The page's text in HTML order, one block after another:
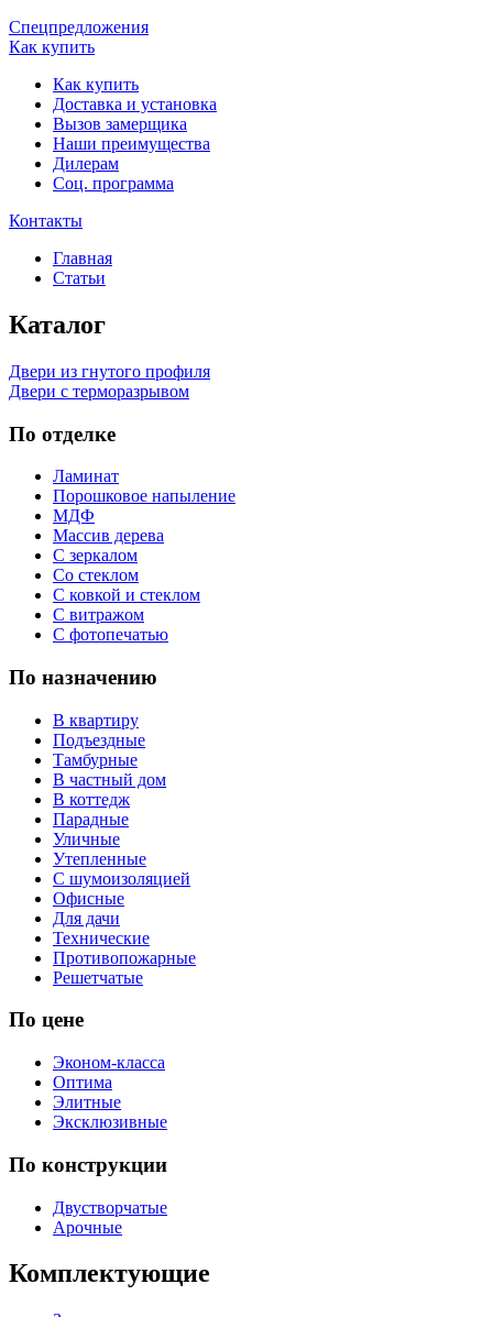
Спецпредложения
Как купить
Как купить
Доставка и установка
Вызов замерщика
Наши преимущества
Дилерам
Соц. программа
Контакты
Главная
Статьи
Каталог
Двери из гнутого профиля
Двери с терморазрывом
По отделке
Ламинат
Порошковое напыление
МДФ
Массив дерева
С зеркалом
Со стеклом
С ковкой и стеклом
С витражом
С фотопечатью
По назначению
В квартиру
Подъездные
Тамбурные
В частный дом
В коттедж
Парадные
Уличные
Утепленные
С шумоизоляцией
Офисные
Для дачи
Технические
Противопожарные
Решетчатые
По цене
Эконом-класса
Оптима
Элитные
Эксклюзивные
По конструкции
Двустворчатые
Арочные
Комплектующие